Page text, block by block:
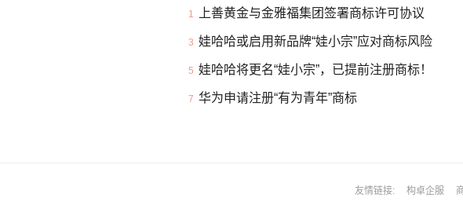
1 上善黄金与金雅福集团签署商标许可协议
3 娃哈哈或启用新品牌“娃小宗”应对商标风险
5 娃哈哈将更名“娃小宗”，已提前注册商标！
7 华为申请注册“有为青年”商标
友情链接 构卓企服